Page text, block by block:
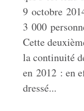
9 octobre
3 000
Cette
la continuité
en 2012 : en
dressé...